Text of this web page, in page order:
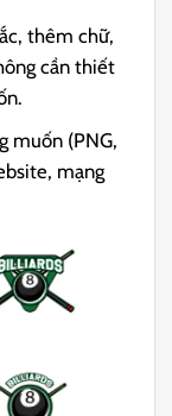
thêm chữ,
cần thiết
muốn (PNG,
mạng